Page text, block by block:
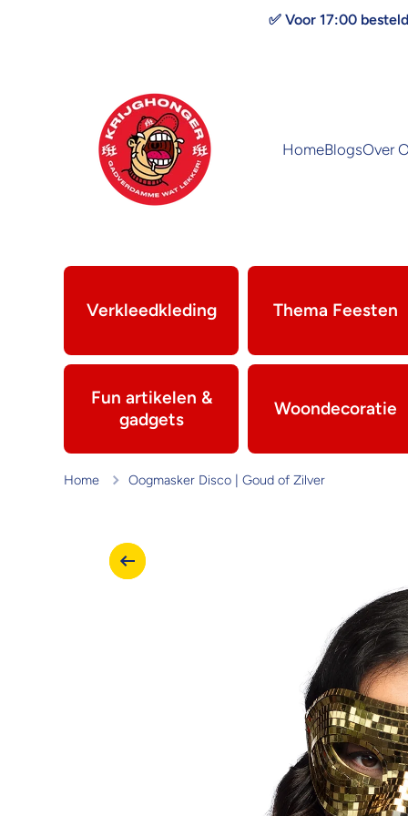
✅ Voor 17:00
HomeBlogsOver
Verkleedkleding Thema Feesten
Fun artikelen &
gadgets
Woondecoratie
Home Oogmasker Disco | Goud of Zilver